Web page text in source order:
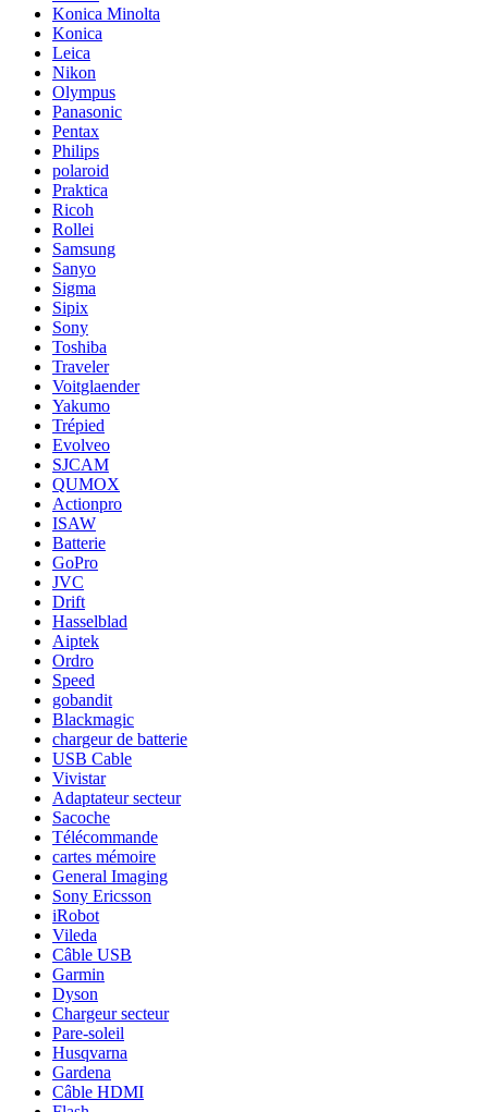
Konica Minolta
Konica
Leica
Nikon
Olympus
Panasonic
Pentax
Philips
polaroid
Praktica
Ricoh
Rollei
Samsung
Sanyo
Sigma
Sipix
Sony
Toshiba
Traveler
Voitglaender
Yakumo
Trépied
Evolveo
SJCAM
QUMOX
Actionpro
ISAW
Batterie
GoPro
JVC
Drift
Hasselblad
Aiptek
Ordro
Speed
gobandit
Blackmagic
chargeur de batterie
USB Cable
Vivistar
Adaptateur secteur
Sacoche
Télécommande
cartes mémoire
General Imaging
Sony Ericsson
iRobot
Vileda
Câble USB
Garmin
Dyson
Chargeur secteur
Pare-soleil
Husqvarna
Gardena
Câble HDMI